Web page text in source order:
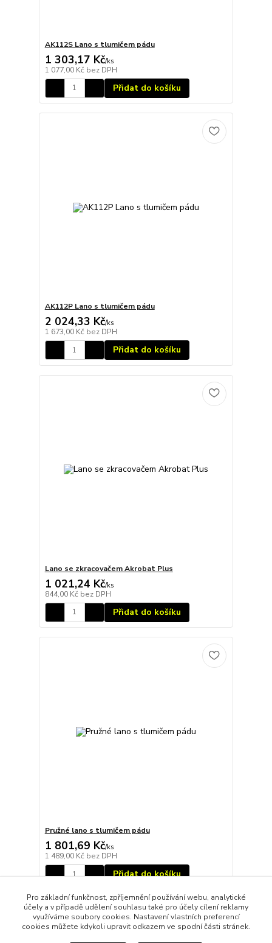
AK112S Lano s tlumičem pádu
1 303,17 Kč/ks
1 077,00 Kč bez DPH
Přidat do košíku
AK112P Lano s tlumičem pádu
2 024,33 Kč/ks
1 673,00 Kč bez DPH
Přidat do košíku
Lano se zkracovačem Akrobat Plus
1 021,24 Kč/ks
844,00 Kč bez DPH
Přidat do košíku
Pružné lano s tlumičem pádu
1 801,69 Kč/ks
1 489,00 Kč bez DPH
Přidat do košíku
strana z 1
Pro základní funkčnost, zpříjemnění používání webu, analytické
účely a v případě udělení souhlasu také pro účely cílení reklamy
využíváme soubory cookies. Nastavení vlastních preferencí
cookies můžete kdykoli upravit odkazem ve spodní části stránek.